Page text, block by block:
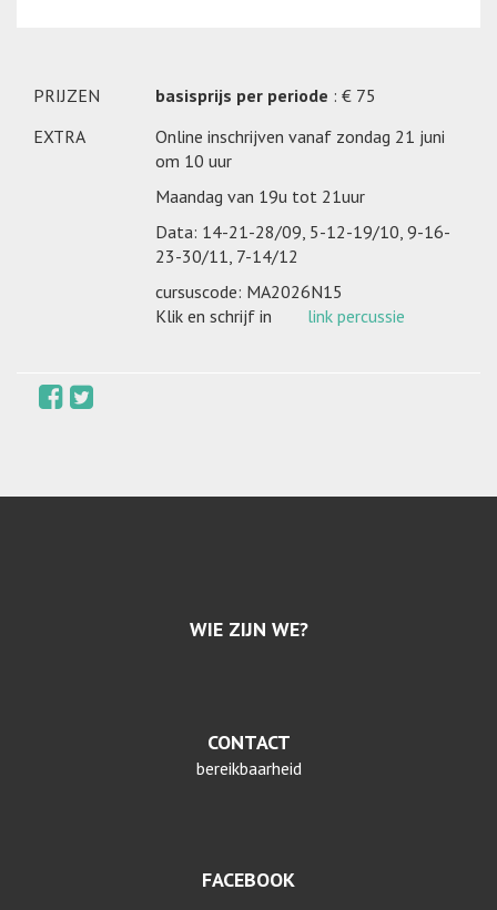
PRIJZEN basisprijs per periode : € 75
EXTRA
Online inschrijven vanaf zondag 21 juni
om 10 uur
Maandag van 19u tot 21uur
Data: 14-21-28/09, 5-12-19/10, 9-16-
23-30/11, 7-14/12
cursuscode: MA2026N15
Klik en schrijf in link percussie
WIE ZIJN WE?
CONTACT
bereikbaarheid
FACEBOOK